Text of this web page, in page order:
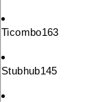
Ticombo163
Stubhub145